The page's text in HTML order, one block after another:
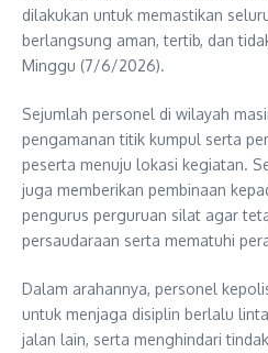
dilakukan untuk memastikan
berlangsung aman, tertib, dan
Minggu (7/6/2026).
Sejumlah personel di wilayah
pengamanan titik kumpul serta
peserta menuju lokasi kegiatan.
juga memberikan pembinaan
pengurus perguruan silat agar
persaudaraan serta mematuhi
Dalam arahannya, personel
untuk menjaga disiplin berlalu
jalan lain, serta menghindari